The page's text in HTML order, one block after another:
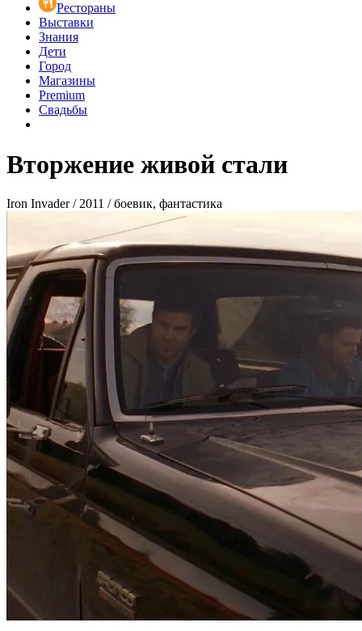
Рестораны
Выставки
Знания
Дети
Город
Магазины
Premium
Свадьбы
Вторжение живой стали
Iron Invader / 2011 / боевик, фантастика